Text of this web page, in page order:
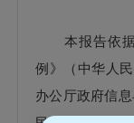
本报告依据
例》（中华人
办公厅政府信